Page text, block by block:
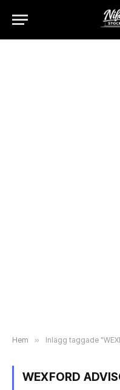
Hem » Inlägg taggade
WEXFORD